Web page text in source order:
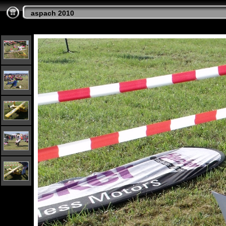
aspach 2010